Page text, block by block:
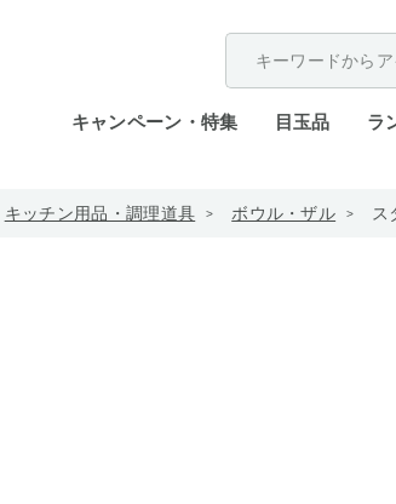
キャンペーン・特集 目玉品 ラ
キッチン用品・調理道具 ボウル・ザル ス